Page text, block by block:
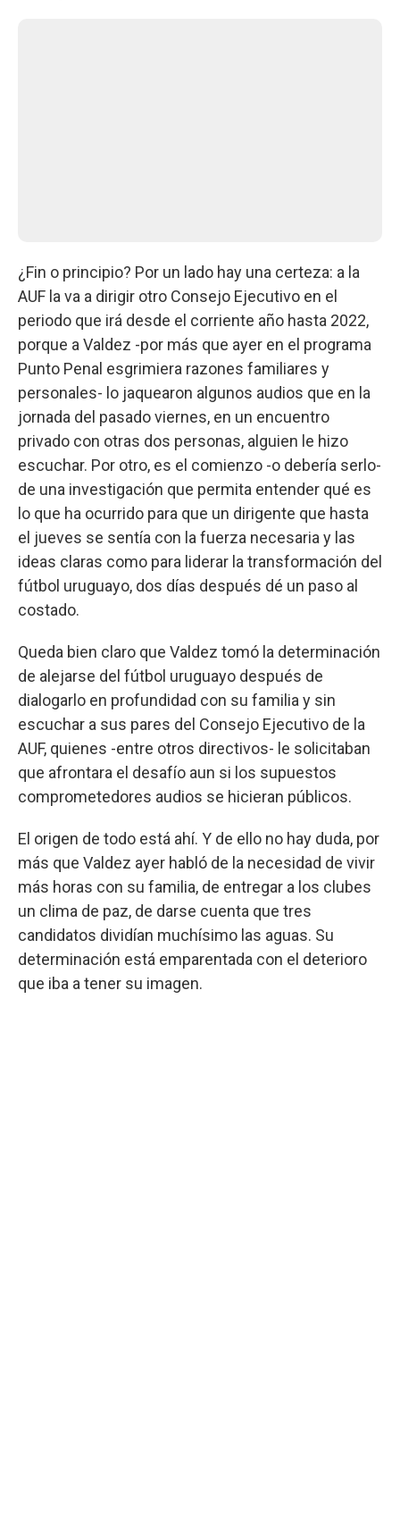
¿Fin o principio? Por un lado hay una certeza: a la
AUF la va a dirigir otro Consejo Ejecutivo en el
periodo que irá desde el corriente año hasta 2022,
porque a Valdez -por más que ayer en el programa
Punto Penal esgrimiera razones familiares y
personales- lo jaquearon algunos audios que en la
jornada del pasado viernes, en un encuentro
privado con otras dos personas, alguien le hizo
escuchar. Por otro, es el comienzo -o debería serlo-
de una investigación que permita entender qué es
lo que ha ocurrido para que un dirigente que hasta
el jueves se sentía con la fuerza necesaria y las
ideas claras como para liderar la transformación del
fútbol uruguayo, dos días después dé un paso al
costado.
Queda bien claro que Valdez tomó la determinación
de alejarse del fútbol uruguayo después de
dialogarlo en profundidad con su familia y sin
escuchar a sus pares del Consejo Ejecutivo de la
AUF, quienes -entre otros directivos- le solicitaban
que afrontara el desafío aun si los supuestos
comprometedores audios se hicieran públicos.
El origen de todo está ahí. Y de ello no hay duda, por
más que Valdez ayer habló de la necesidad de vivir
más horas con su familia, de entregar a los clubes
un clima de paz, de darse cuenta que tres
candidatos dividían muchísimo las aguas. Su
determinación está emparentada con el deterioro
que iba a tener su imagen.